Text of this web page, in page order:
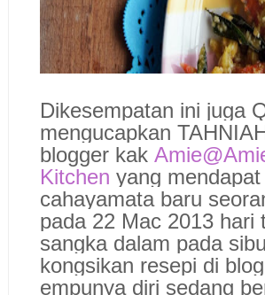
Dikesempatan ini juga
mengucapkan
blogger kak
Kitchen yang mendapat
cahayamata baru
pada 22 Mac 2013
sangka dalam pada
kongsikan resepi di
empunya diri sedang